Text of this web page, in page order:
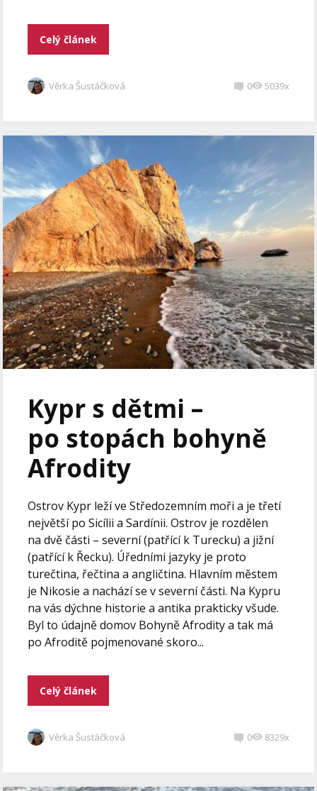
Celý článek
Věrka Šustáčková 0 5039x
Kypr s dětmi –
po stopách bohyně
Afrodity
Ostrov Kypr leží ve Středozemním moři a je třetí
největší po Sicílii a Sardínii. Ostrov je rozdělen
na dvě části – severní (patřící k Turecku) a jižní
(patřící k Řecku). Úředními jazyky je proto
turečtina, řečtina a angličtina. Hlavním městem
je Nikosie a nachází se v severní části. Na Kypru
na vás dýchne historie a antika prakticky všude.
Byl to údajně domov Bohyně Afrodity a tak má
po Afroditě pojmenované skoro...
Celý článek
Věrka Šustáčková 0 8329x